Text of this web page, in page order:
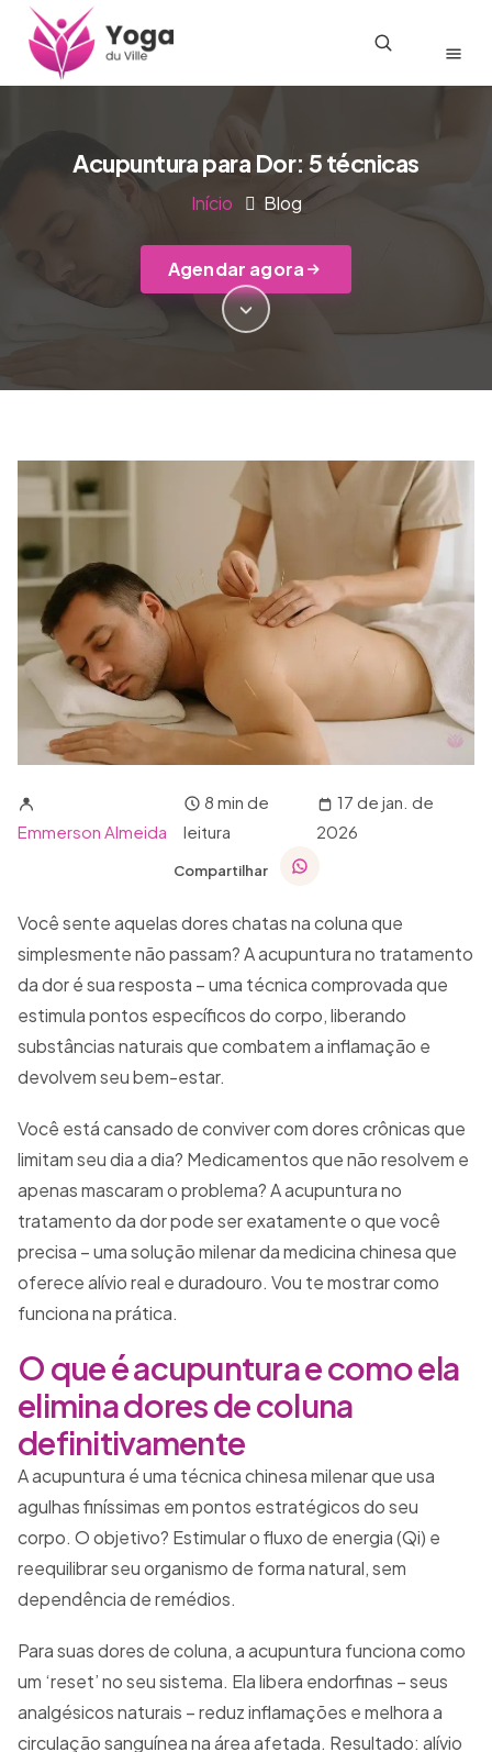
Acupuntura para Dor: 5 técnicas
Início Blog
Agendar agora
Emmerson Almeida
8 min de
leitura
17 de jan. de
2026
Compartilhar
Você sente aquelas dores chatas na coluna que
simplesmente não passam? A acupuntura no tratamento
da dor é sua resposta – uma técnica comprovada que
estimula pontos específicos do corpo, liberando
substâncias naturais que combatem a inflamação e
devolvem seu bem-estar.
Você está cansado de conviver com dores crônicas que
limitam seu dia a dia? Medicamentos que não resolvem e
apenas mascaram o problema? A acupuntura no
tratamento da dor pode ser exatamente o que você
precisa – uma solução milenar da medicina chinesa que
oferece alívio real e duradouro. Vou te mostrar como
funciona na prática.
O que é acupuntura e como ela
elimina dores de coluna
definitivamente
A acupuntura é uma técnica chinesa milenar que usa
agulhas finíssimas em pontos estratégicos do seu
corpo. O objetivo? Estimular o fluxo de energia (Qi) e
reequilibrar seu organismo de forma natural, sem
dependência de remédios.
Para suas dores de coluna, a acupuntura funciona como
um ‘reset’ no seu sistema. Ela libera endorfinas – seus
analgésicos naturais – reduz inflamações e melhora a
circulação sanguínea na área afetada. Resultado: alívio